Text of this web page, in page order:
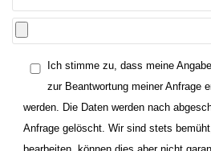
Ich stimme zu, dass meine
zur Beantwortung meiner Anfrage
werden. Die Daten werden nach
Anfrage gelöscht. Wir sind stets